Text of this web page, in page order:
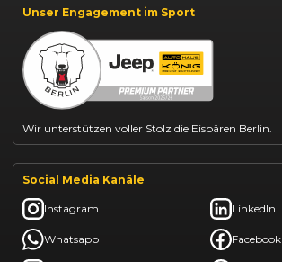
Suzuki Swift finanzieren
BYD Dolphin finanzieren
Kia Ceed finanzieren
Kia Sportage leasen
Mazda CX-30 finanzieren
Citroën C3 leasen
Unser Engagement im Sport
Wir unterstützen voller Stolz die Eisbären Berlin.
Social Media Kanäle
Instagram LinkedIn
Whatsapp Facebook